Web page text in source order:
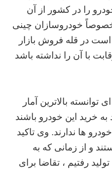
اول فروش خودرو را در کشور از آن
خصوصاً خودروسازان چینی
است در قله فروش بازار
با آن را نداشته باشد
بالاترین آمار
خرید این خودرو باشند
ها ندارند. وی تاکید
و از زمانی که به
رفتیم ، تقاضا برای